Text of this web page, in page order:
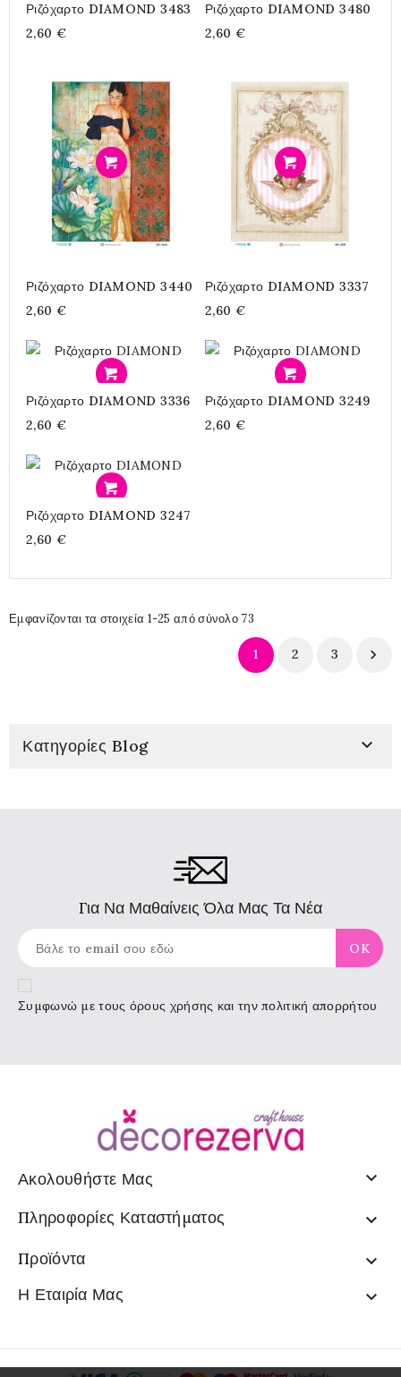
Ριζόχαρτο DIAMOND 3483
2,60 €
Ριζόχαρτο DIAMOND 3480
2,60 €
Ριζόχαρτο DIAMOND 3440
2,60 €
Ριζόχαρτο DIAMOND 3337
2,60 €
Ριζόχαρτο DIAMOND 3336
2,60 €
Ριζόχαρτο DIAMOND 3249
2,60 €
Ριζόχαρτο DIAMOND 3247
2,60 €
Εμφανίζονται τα στοιχεία 1-25 από σύνολο 73
1 2 3 
Κατηγορίες Blog 
Για Να Μαθαίνεις Όλα Μας Τα Νέα
Συμφωνώ με τους όρους χρήσης και την πολιτική απορρήτου
Ακολουθήστε Μας 
Πληροφορίες Καταστήματος 
Προϊόντα 
Η Εταιρία Μας 